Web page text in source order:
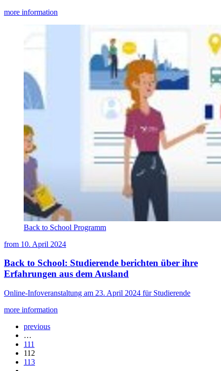
more information
Back to School Programm
from 10. April 2024
Back to School: Studierende berichten über ihre
Erfahrungen aus dem Ausland
Online-Infoveranstaltung am 23. April 2024 für Studierende
more information
previous
…
111
112
113